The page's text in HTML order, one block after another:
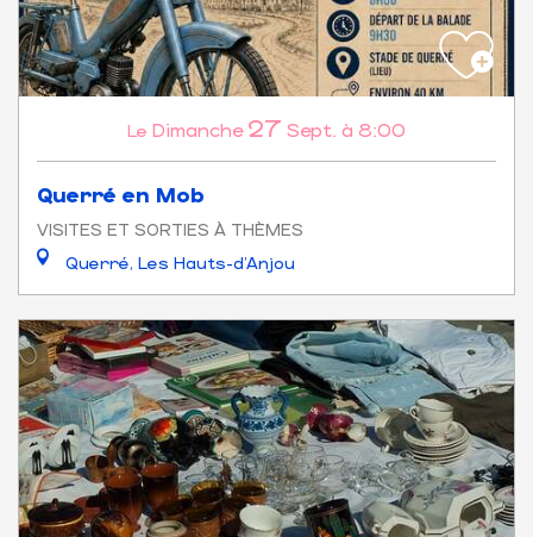
Le Dimanche 27 Sept. à 8:00
Querré en Mob
VISITES ET SORTIES À THÈMES
Querré, Les Hauts-d'Anjou